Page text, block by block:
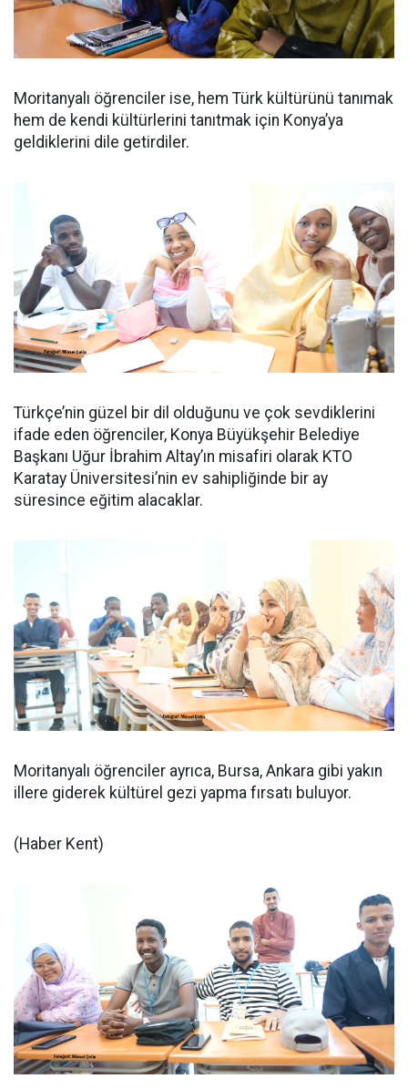
Moritanyalı öğrenciler ise, hem Türk kültürünü tanımak
hem de kendi kültürlerini tanıtmak için Konya’ya
geldiklerini dile getirdiler.
Türkçe’nin güzel bir dil olduğunu ve çok sevdiklerini
ifade eden öğrenciler, Konya Büyükşehir Belediye
Başkanı Uğur İbrahim Altay’ın misafiri olarak KTO
Karatay Üniversitesi’nin ev sahipliğinde bir ay
süresince eğitim alacaklar.
Moritanyalı öğrenciler ayrıca, Bursa, Ankara gibi yakın
illere giderek kültürel gezi yapma fırsatı buluyor.
(Haber Kent)